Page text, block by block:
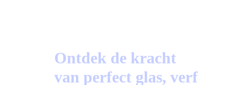
Ontdek de kracht
van perfect glas, verf